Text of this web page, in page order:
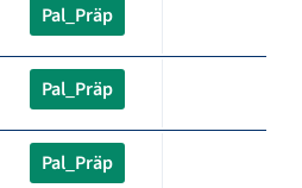
Pal_Präp
Pal_Präp
Pal_Präp